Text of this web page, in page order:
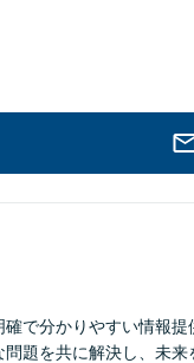
で分かりやすい情報
題を共に解決し、未